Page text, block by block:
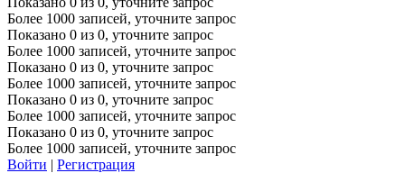
Более 1000 записей, уточните запрос
Показано 0 из 0, уточните запрос
Более 1000 записей, уточните запрос
Показано 0 из 0, уточните запрос
Более 1000 записей, уточните запрос
Показано 0 из 0, уточните запрос
Более 1000 записей, уточните запрос
Показано 0 из 0, уточните запрос
Более 1000 записей, уточните запрос
Войти | Регистрация